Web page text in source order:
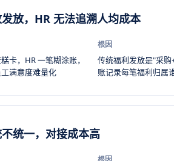
放，HR 无法追溯人均成本
卡，HR 一笔糊涂账，
满意度难量化
根因
传统福利发放是"采
账记录每笔福利归属
统一，对接成本高